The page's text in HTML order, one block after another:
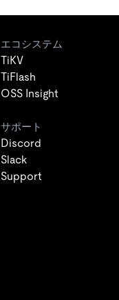
エコシステム
TiKV
TiFlash
OSS Insight
サポート
Discord
Slack
Support